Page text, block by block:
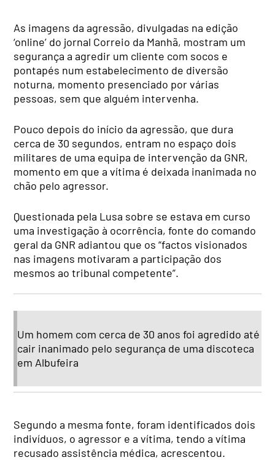
As imagens da agressão, divulgadas na edição
‘online’ do jornal Correio da Manhã, mostram um
segurança a agredir um cliente com socos e
pontapés num estabelecimento de diversão
noturna, momento presenciado por várias
pessoas, sem que alguém intervenha.
Pouco depois do início da agressão, que dura
cerca de 30 segundos, entram no espaço dois
militares de uma equipa de intervenção da GNR,
momento em que a vítima é deixada inanimada no
chão pelo agressor.
Questionada pela Lusa sobre se estava em curso
uma investigação à ocorrência, fonte do comando
geral da GNR adiantou que os “factos visionados
nas imagens motivaram a participação dos
mesmos ao tribunal competente”.
Um homem com cerca de 30 anos foi agredido até
cair inanimado pelo segurança de uma discoteca
em Albufeira
Segundo a mesma fonte, foram identificados dois
indivíduos, o agressor e a vítima, tendo a vítima
recusado assistência médica, acrescentou.